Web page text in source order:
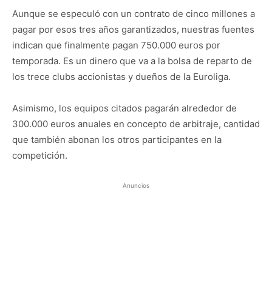
Aunque se especuló con un contrato de cinco millones a
pagar por esos tres años garantizados, nuestras fuentes
indican que finalmente pagan 750.000 euros por
temporada. Es un dinero que va a la bolsa de reparto de
los trece clubs accionistas y dueños de la Euroliga.
Asimismo, los equipos citados pagarán alrededor de
300.000 euros anuales en concepto de arbitraje, cantidad
que también abonan los otros participantes en la
competición.
Anuncios